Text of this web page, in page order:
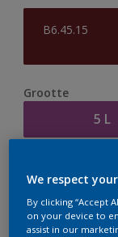
B6.45.15
Grootte
5 L
We respect
By clicking “Accept
on your device to
assist in our